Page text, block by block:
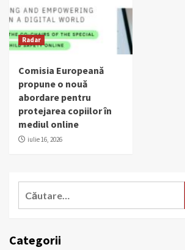
Radar
Comisia Europeană
propune o nouă
abordare pentru
protejarea copiilor în
mediul online
iulie 16, 2026
Categorii